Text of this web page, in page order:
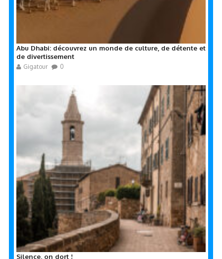
Abu Dhabi: découvrez un monde de culture, de détente et
de divertissement
Gigatour 0
Silence, on dort !